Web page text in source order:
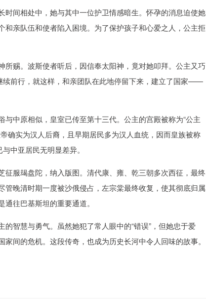
间相处中，她与其中一位护卫情感暗生。怀孕的消息迫使她
亲队伍和使者陷入困境。为了保护孩子和心爱之人，公主拒
赐。波斯使者听后，因信奉太阳神，竟对她叩拜。公主又巧
续前行，就这样，和亲团队在此地停留下来，建立了国家——
中原相似，皇室已传至第十三代。公主的宫殿被称为“公主
确实为汉人后裔，且早期居民多为汉人血统，因而皇族被称
中亚居民无明显差异。
服朅盘陀，纳入版图。清代康、雍、乾三朝多次西征，最终
晚清时期一度被沙俄侵占，左宗棠最终收复，使其彻底归属
往巴基斯坦的重要通道。
智慧与勇气。虽然她犯了常人眼中的“错误”，但她忠于爱
间的危机。这段传奇，也成为历史长河中令人回味的故事。